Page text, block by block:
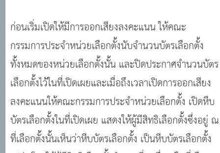
ก่อนเริ่มเปิดให้มีการออกเสียงลงคะแนน ให้คณะ
กรรมการประจำหน่วยเลือกตั้งนับจำนวนบัตรเลือกตั้ง
ทั้งหมดของหน่วยเลือกตั้งนั้น และปิดประกาศจำนวนบัตร
เลือกตั้งไว้ในที่เปิดเผยและเมื่อถึงเวลาเปิดการออกเสียง
ลงคะแนนให้คณะกรรมการประจำหน่วยเลือกตั้ง เปิดหีบ
บัตรเลือกตั้งในที่เปิดเผย แสดงให้ผู้มีสิทธิเลือกตั้งซึ่งอยู่ ณ
ที่เลือกตั้งนั้นเห็นว่าหีบบัตรเลือกตั้ง เป็นหีบบัตรเลือกตั้ง